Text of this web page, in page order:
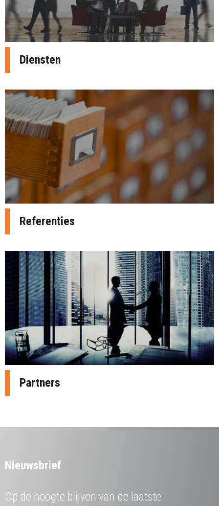
Diensten
Referenties
Partners
Nieuwsbrief
Op de hoogte blijven van de laatste